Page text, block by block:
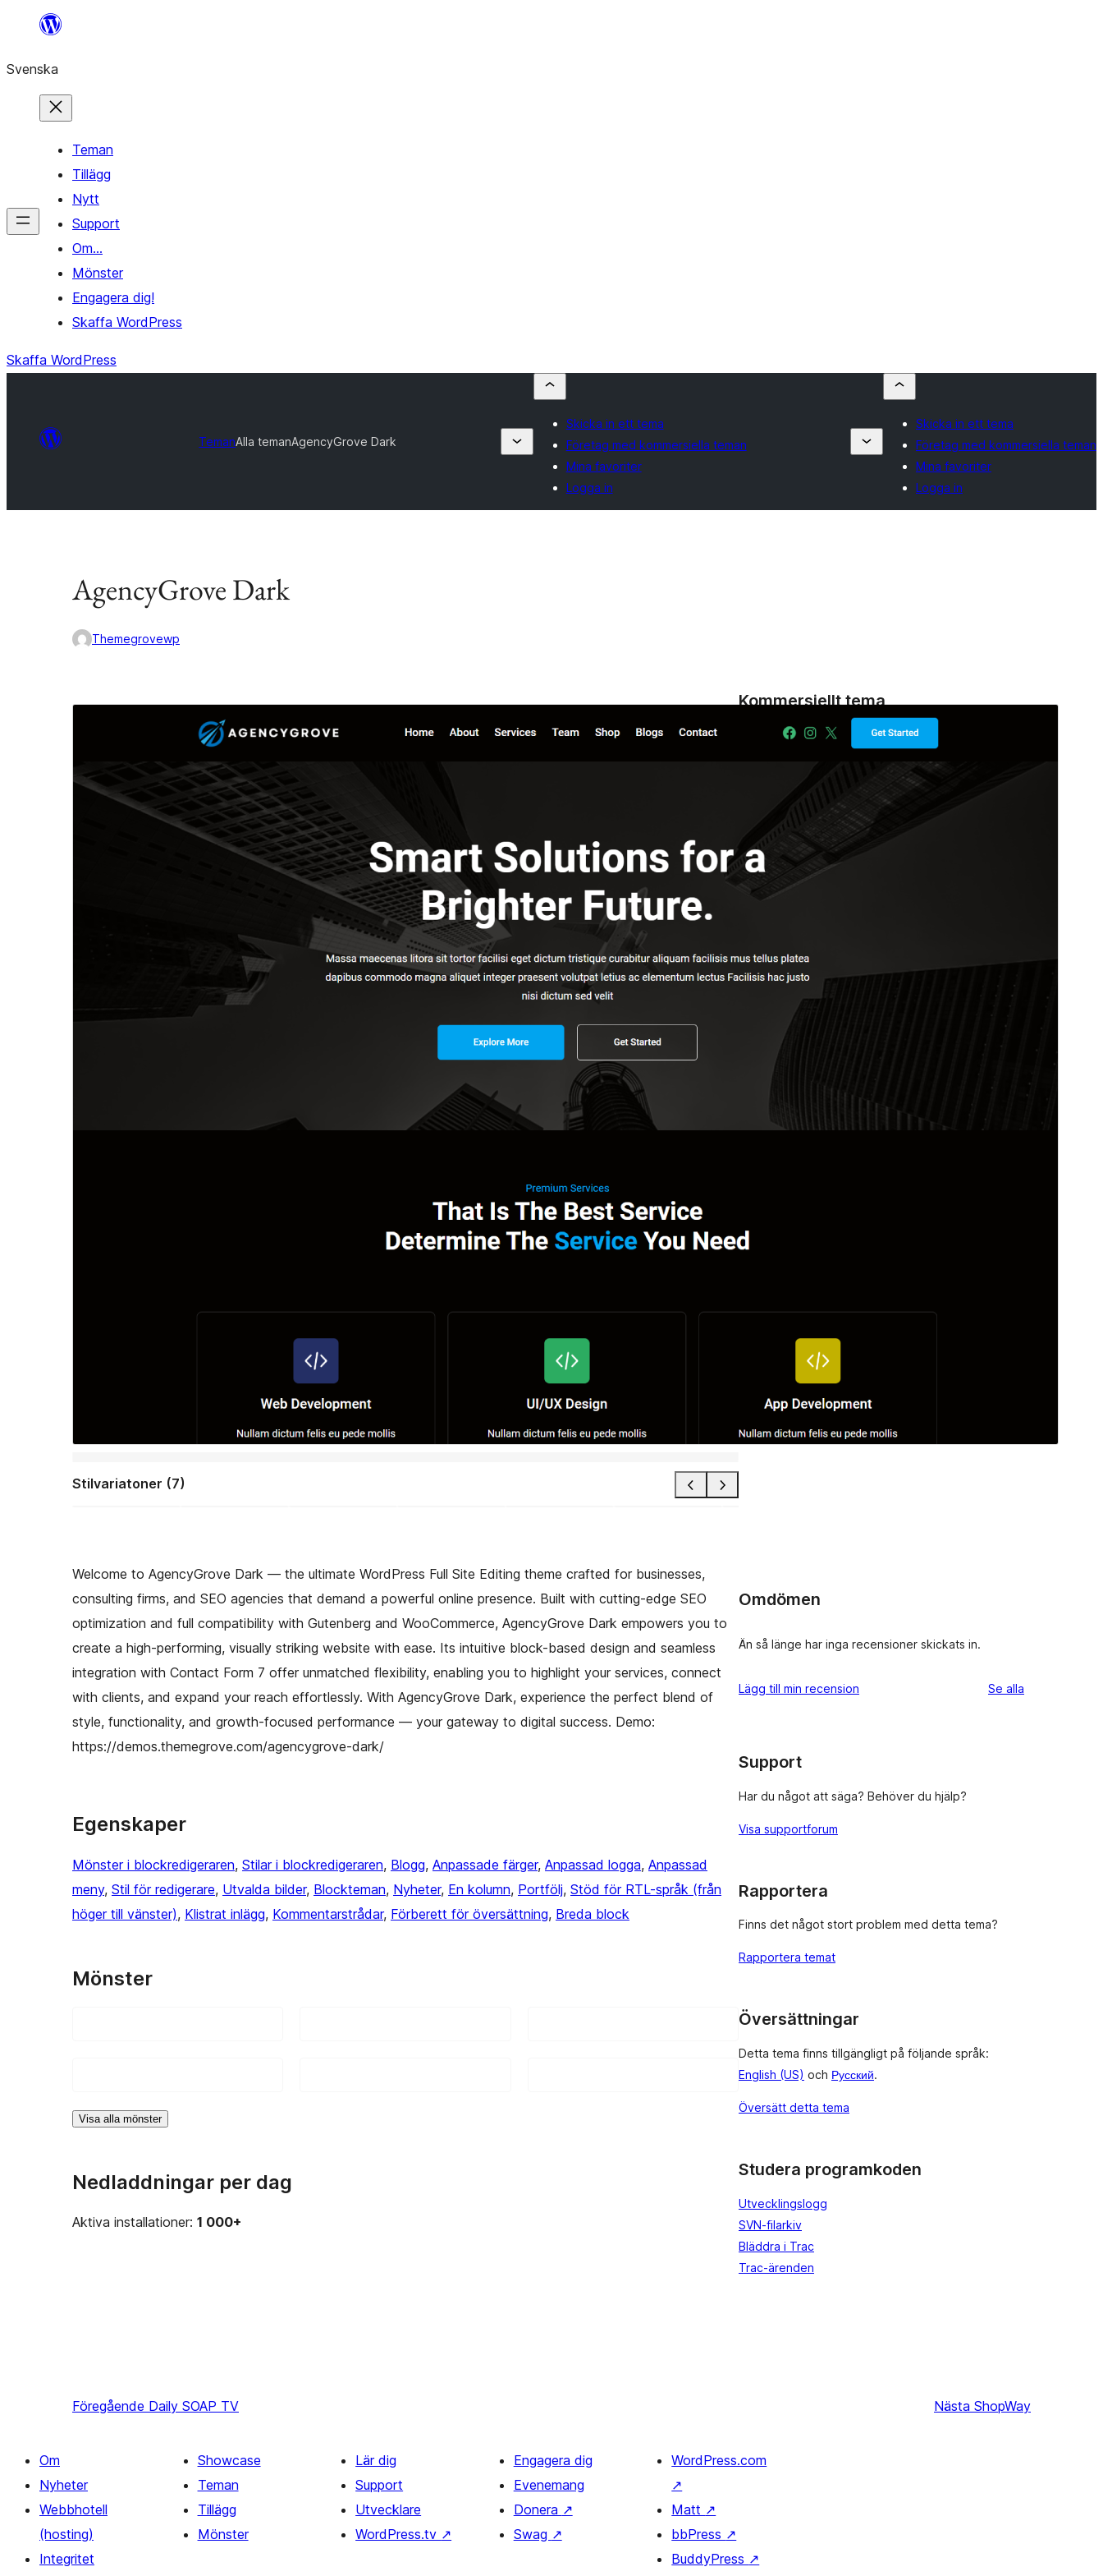
Hoppa
innehåll
Svenska
Teman
Tillägg
Nytt
Support
Om…
Mönster
Engagera dig!
Skaffa WordPress
Skaffa WordPress
TemanAlla temanAgencyGrove Dark
Skicka in ett tema
Företag med kommersiella teman
Mina favoriter
Logga in
Skicka in ett tema
Företag med kommersiella teman
Mina favoriter
Logga in
AgencyGrove Dark
Themegrovewp
Stilvariatoner (7)
Kommersiellt tema
Detta tema är gratis men erbjuder ytterligare
betalda kommersiella uppgraderingar eller support.
Se supportsidan
Förhandsgranska Ladda ner
Detta är ett barntema för
Version
WordPress-version
6.0
PHP-version
Temats startsida
Welcome to AgencyGrove Dark — the ultimate WordPress Full Site Editing theme crafted for businesses,
consulting firms, and SEO agencies that demand a powerful online presence. Built with cutting-edge SEO
optimization and full compatibility with Gutenberg and WooCommerce, AgencyGrove Dark empowers you to
create a high-performing, visually striking website with ease. Its intuitive block-based design and seamless
integration with Contact Form 7 offer unmatched flexibility, enabling you to highlight your services, connect
with clients, and expand your reach effortlessly. With AgencyGrove Dark, experience the perfect blend of
style, functionality, and growth-focused performance — your gateway to digital success. Demo:
https://demos.themegrove.com/agencygrove-dark/
Egenskaper
Mönster i blockredigeraren, Stilar i blockredigeraren, Blogg, Anpassade färger, Anpassad logga, Anpassad
meny, Stil för redigerare, Utvalda bilder, Blockteman, Nyheter, En kolumn, Portfölj, Stöd för RTL-språk (från
höger till vänster), Klistrat inlägg, Kommentarstrådar, Förberett för översättning, Breda block
Mönster
Visa alla mönster
Nedladdningar per dag
Aktiva installationer: 1 000+
Omdömen
Än så länge har inga recensioner skickats in.
Lägg till min recension Se alla
Support
Har du något att säga? Behöver du hjälp?
Visa supportforum
Rapportera
Finns det något stort problem med detta tema?
Rapportera temat
Översättningar
Detta tema finns tillgängligt på följande språk:
English (US) och Русский.
Översätt detta tema
Studera programkoden
Utvecklingslogg
SVN-filarkiv
Bläddra i Trac
Trac-ärenden
Föregående Daily SOAP TV Nästa ShopWay
Om
Nyheter
Webbhotell
(hosting)
Integritet
Showcase
Teman
Tillägg
Mönster
Lär dig
Support
Utvecklare
WordPress.tv ↗
Engagera dig
Evenemang
Donera ↗
Swag ↗
WordPress.com
↗
Matt ↗
bbPress ↗
BuddyPress ↗